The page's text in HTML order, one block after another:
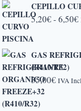
CEPILLO
5,20€- 6,50€
GAS
(R410/R32)
35,00€ IVA